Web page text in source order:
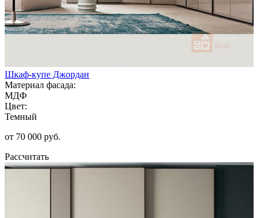
Шкаф-купе Джордан
Материал фасада:
МДФ
Цвет:
Темный
от 70 000 руб.
Рассчитать